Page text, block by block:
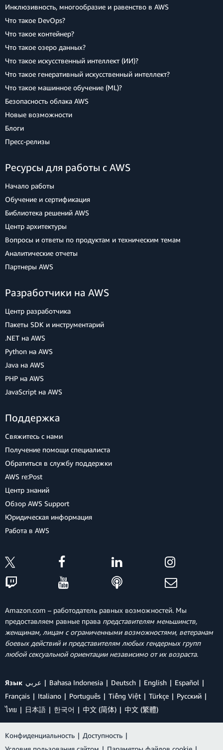
Инклюзивность, многообразие и равенство в AWS
Что такое DevOps?
Что такое контейнер?
Что такое озеро данных?
Что такое искусственный интеллект (ИИ)?
Что такое генеративный искусственный интеллект?
Что такое машинное обучение (ML)?
Безопасность облака AWS
Новые возможности
Блоги
Пресс‑релизы
Ресурсы для работы с AWS
Начало работы
Обучение и сертификация
Библиотека решений AWS
Центр архитектуры
Вопросы и ответы по продуктам и техническим темам
Аналитические отчеты
Партнеры AWS
Разработчики на AWS
Центр разработчика
Пакеты SDK и инструментарий
.NET на AWS
Python на AWS
Java на AWS
PHP на AWS
JavaScript на AWS
Поддержка
Свяжитесь с нами
Получение помощи специалиста
Обратиться в службу поддержки
AWS re:Post
Центр знаний
Обзор AWS Support
Юридическая информация
Работа в AWS
Amazon.com – работодатель равных возможностей. Мы
предоставляем равные права представителям меньшинств,
женщинам, лицам с ограниченными возможностями, ветеранам
боевых действий и представителям любых гендерных групп
любой сексуальной ориентации независимо от их возраста.
Язык عربي Bahasa Indonesia Deutsch English
Español
Français
Italiano Português Tiếng Việt Türkçe
Ρусский
ไทย
日本語 한국어 中文 (简体) 中文 (繁體)
Конфиденциальность | Доступность |